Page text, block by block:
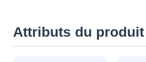
Attributs du produit